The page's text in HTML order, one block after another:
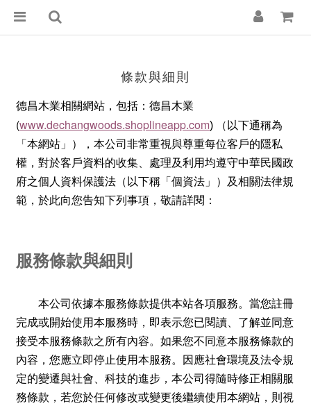
條款與細則
德昌木業相關網站，包括：德昌木業
(www.dechangwoods.shoplineapp.com)
（以下通稱為
「本網站」）
，本公司非常重視與尊重每位客戶的隱私
權，對於客戶資料的收集、處理及利用均遵守中華民國政
府之個人資料保護法（以下稱「個資法」）及相關法律規
範，於此向您告知下列事項，敬請詳閱：
服務條款與細則
本公司依據本服務條款提供本站各項服務。當您註冊
完成或開始使用本服務時，即表示您已閱讀、了解並同意
接受本服務條款之所有內容。如果您不同意本服務條款的
內容，您應立即停止使用本服務。因應社會環境及法令規
定的變遷與社會、科技的進步，本公司得隨時修正相關服
務條款，若您於任何修改或變更後繼續使用本網站，則視